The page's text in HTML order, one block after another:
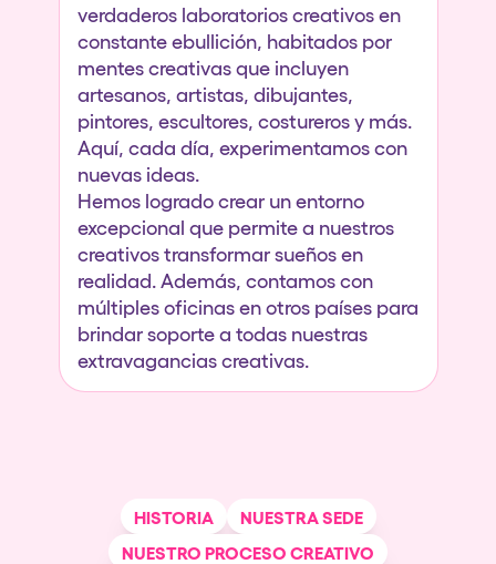
verdaderos laboratorios creativos en
constante ebullición, habitados por
mentes creativas que incluyen
artesanos, artistas, dibujantes,
pintores, escultores, costureros y más.
Aquí, cada día, experimentamos con
nuevas ideas.
Hemos logrado crear un entorno
excepcional que permite a nuestros
creativos transformar sueños en
realidad. Además, contamos con
múltiples oficinas en otros países para
brindar soporte a todas nuestras
extravagancias creativas.
HISTORIA
NUESTRA SEDE
NUESTRO PROCESO CREATIVO